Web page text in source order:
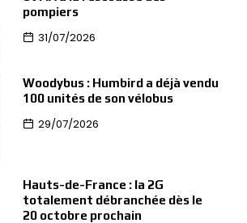
pompiers
31/07/2026
Woodybus : Humbird a déjà vendu
100 unités de son vélobus
29/07/2026
Hauts-de-France : la 2G
totalement débranchée dès le
20 octobre prochain